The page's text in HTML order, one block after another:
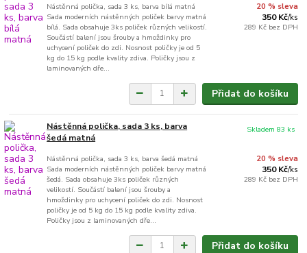
Nástěnná polička, sada 3 ks, barva bílá matná
Sada moderních nástěnných poliček barvy matná
bílá. Sada obsahuje 3ks poliček různých velikostí.
Součástí balení jsou šrouby a hmoždinky pro
uchycení poliček do zdi. Nosnost poličky je od 5
kg do 15 kg podle kvality zdiva. Poličky jsou z
laminovaných dře...
20 % sleva
350 Kč/ks
289 Kč bez DPH
Přidat do košíku
Nástěnná polička, sada 3 ks, barva
šedá matná
Nástěnná polička, sada 3 ks, barva šedá matná
Sada moderních nástěnných poliček barvy matná
šedá. Sada obsahuje 3ks poliček různých
velikostí. Součástí balení jsou šrouby a
hmoždinky pro uchycení poliček do zdi. Nosnost
poličky je od 5 kg do 15 kg podle kvality zdiva.
Poličky jsou z laminovaných dře...
20 % sleva
350 Kč/ks
289 Kč bez DPH
Skladem 83 ks
Přidat do košíku